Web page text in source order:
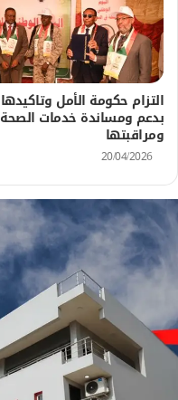
التزام حكومة الأمل وتاكيدها
بدعم ومساندة خدمات الصحة
ومراقبتها
20/04/2026